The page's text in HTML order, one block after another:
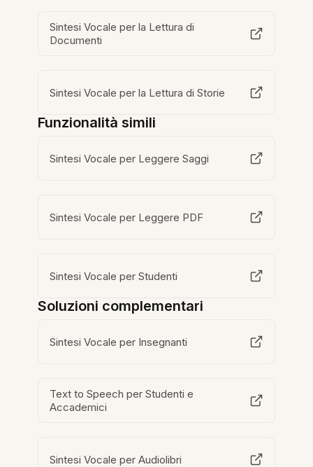
Sintesi Vocale per la Lettura di
Documenti
Sintesi Vocale per la Lettura di Storie
Funzionalità simili
Sintesi Vocale per Leggere Saggi
Sintesi Vocale per Leggere PDF
Sintesi Vocale per Studenti
Soluzioni complementari
Sintesi Vocale per Insegnanti
Text to Speech per Studenti e
Accademici
Sintesi Vocale per Audiolibri